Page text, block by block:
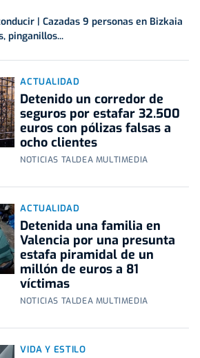
| Cazadas 9 personas en Bizkaia
pinganillos...
ACTUALIDAD
Detenido un corredor de
seguros por estafar 32.500
euros con pólizas falsas a
ocho clientes
NOTICIAS TALDEA MULTIMEDIA
ACTUALIDAD
Detenida una familia en
Valencia por una presunta
estafa piramidal de un
millón de euros a 81
víctimas
NOTICIAS TALDEA MULTIMEDIA
VIDA Y ESTILO